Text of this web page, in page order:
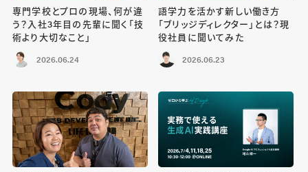
専門学校とプロの現場、何が違
う？入社3年目の先輩に聞く「技
術より大切なこと」
2026.06.24
語学力を活かす新しい働き方
「ブリッジディレクター」とは？現
役社員に聞いてみた
2026.06.23